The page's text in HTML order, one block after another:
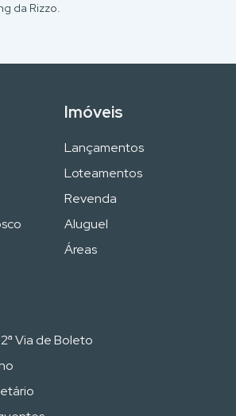
da Rizzo.
Imóveis
Lançamentos
Loteamentos
Revenda
Aluguel
Áreas
Via de Boleto